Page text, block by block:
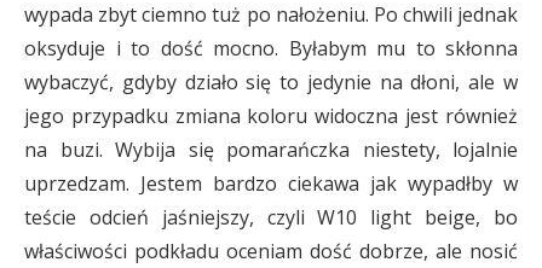
wypada zbyt ciemno tuż po nałożeniu. Po chwili jednak
oksyduje i to dość mocno. Byłabym mu to skłonna
wybaczyć, gdyby działo się to jedynie na dłoni, ale w
jego przypadku zmiana koloru widoczna jest również
na buzi. Wybija się pomarańczka niestety, lojalnie
uprzedzam. Jestem bardzo ciekawa jak wypadłby w
teście odcień jaśniejszy, czyli W10 light beige, bo
właściwości podkładu oceniam dość dobrze, ale nosić